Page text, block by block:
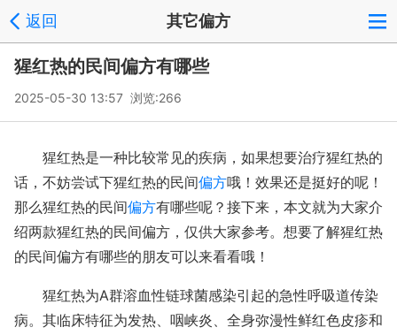
返回 其它偏方
猩红热的民间偏方有哪些
2025-05-30 13:57 浏览:266
猩红热是一种比较常见的疾病，如果想要治疗猩红热的
话，不妨尝试下猩红热的民间偏方哦！效果还是挺好的呢！
那么猩红热的民间偏方有哪些呢？接下来，本文就为大家介
绍两款猩红热的民间偏方，仅供大家参考。想要了解猩红热
的民间偏方有哪些的朋友可以来看看哦！
猩红热为A群溶血性链球菌感染引起的急性呼吸道传染
病。其临床特征为发热、咽峡炎、全身弥漫性鲜红色皮疹和